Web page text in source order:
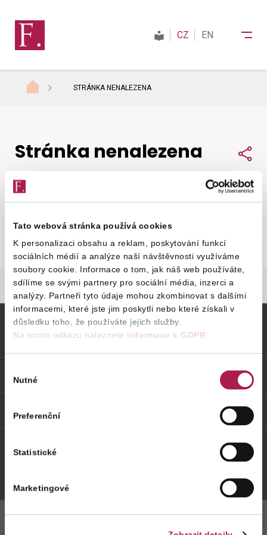
Tato webová stránka používá cookies
K personalizaci obsahu a reklam, poskytování funkcí
sociálních médií a analýze naší návštěvnosti využíváme
soubory cookie. Informace o tom, jak náš web používáte,
sdílíme se svými partnery pro sociální média, inzerci a
analýzy. Partneři tyto údaje mohou zkombinovat s dalšími
informacemi, které jste jim poskytli nebo které získali v
důsledku toho, že používáte jejich služby.
Na tomto odkazu naleznete informace k GDPR.
souhlasu
Nutné
Preferenční
Statistické
Marketingové
Daně
Mezinárodní spolupráce
Kontakty
Vyhledat na webu
CZ EN
STRÁNKA NENALEZENA
Nepodařilo se nám najít, co jste hledali.
znovu.
Stránka nenalezena
STRÁNKA NENALEZENA
Vybrané informace
Odkazy
Weby FS
Instagram